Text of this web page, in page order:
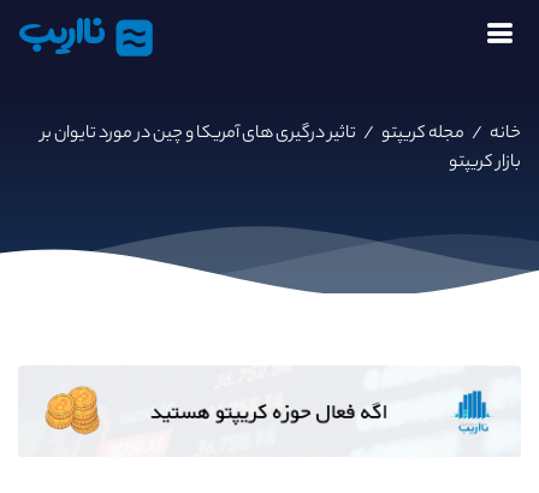
نااریب
خانه / مجله کریپتو / تاثیر درگیری های آمریکا و چین در مورد تایوان بر
بازار کریپتو